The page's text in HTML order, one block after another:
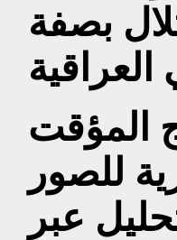
بصفة
المؤقت
للصور
عبر